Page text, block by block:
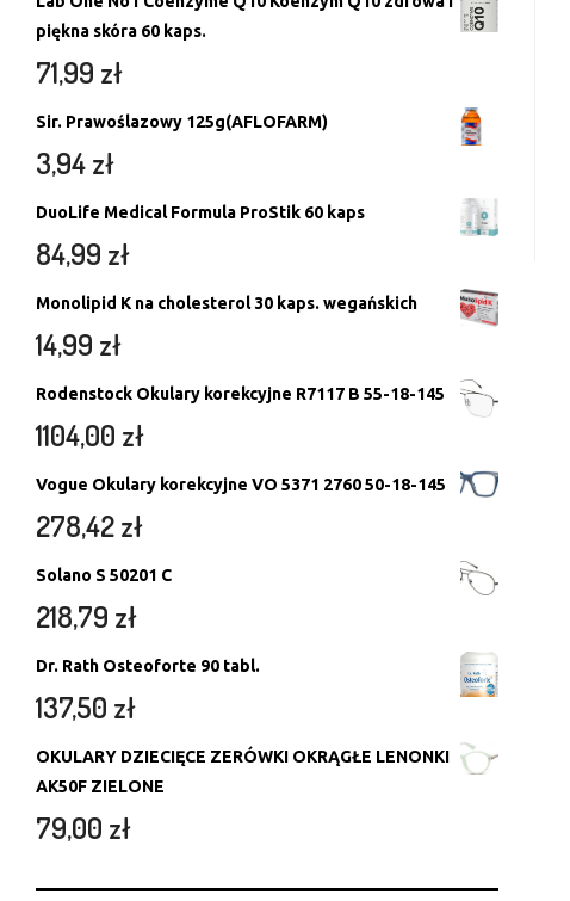
piękna skóra 60 kaps.
71,99 zł
Sir. Prawoślazowy 125g(AFLOFARM)
3,94zł
DuoLife Medical Formula ProStik 60 kaps
84,99 zł
Monolipid K na cholesterol 30 kaps. wegańskich
14,99 zł
Rodenstock Okulary korekcyjne R7117 B 55-18-145
1104,00 zł
Vogue Okulary korekcyjne VO 5371 2760 50-18-145
278,42zł
Solano S 50201 C
218,79 zł
Dr. Rath Osteoforte 90 tabl.
137,50 zł
OKULARY DZIECIĘCE ZERÓWKI OKRĄGŁE LENONKI
AK50F ZIELONE
79,00 zł